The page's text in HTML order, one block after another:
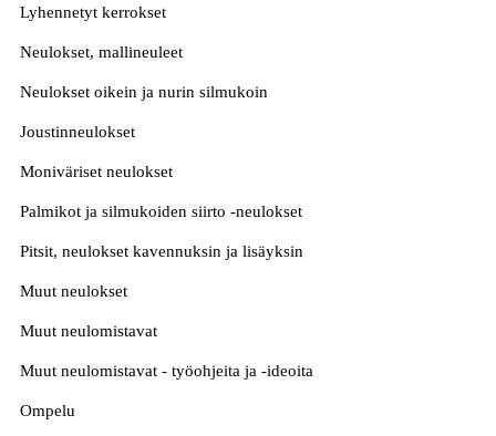
Lyhennetyt kerrokset
Neulokset, mallineuleet
Neulokset oikein ja nurin silmukoin
Joustinneulokset
Moniväriset neulokset
Palmikot ja silmukoiden siirto -neulokset
Pitsit, neulokset kavennuksin ja lisäyksin
Muut neulokset
Muut neulomistavat
Muut neulomistavat - työohjeita ja -ideoita
Ompelu